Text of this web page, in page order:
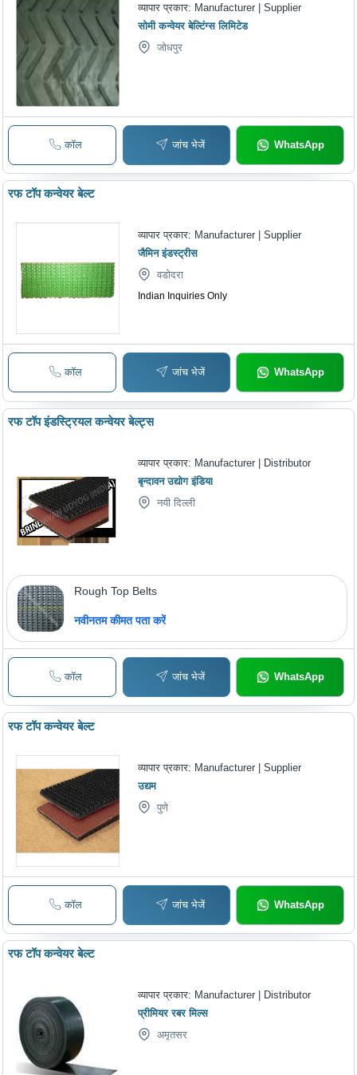
व्यापार प्रकार: Manufacturer | Supplier
सोमी कन्वेयर बेल्टिंग्स लिमिटेड
जोधपुर
कॉल जांच भेजें WhatsApp
रफ टॉप कन्वेयर बेल्ट
व्यापार प्रकार: Manufacturer | Supplier
जैमिन इंडस्ट्रीस
वडोदरा
Indian Inquiries Only
कॉल जांच भेजें WhatsApp
रफ टॉप इंडस्ट्रियल कन्वेयर बेल्ट्स
व्यापार प्रकार: Manufacturer | Distributor
बृन्दावन उद्योग इंडिया
नयी दिल्ली
Rough Top Belts
नवीनतम कीमत पता करें
कॉल जांच भेजें WhatsApp
रफ टॉप कन्वेयर बेल्ट
व्यापार प्रकार: Manufacturer | Supplier
उद्यम
पुणे
कॉल जांच भेजें WhatsApp
रफ टॉप कन्वेयर बेल्ट
व्यापार प्रकार: Manufacturer | Distributor
प्रीमियर रबर मिल्स
अमृतसर